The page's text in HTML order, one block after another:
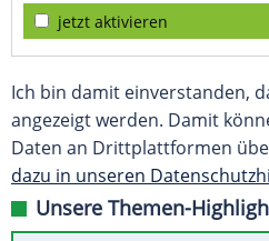
jetzt aktivieren
Ich bin damit einverstanden,
angezeigt werden. Damit
Daten an Drittplattformen
dazu in unseren
Unsere Themen-